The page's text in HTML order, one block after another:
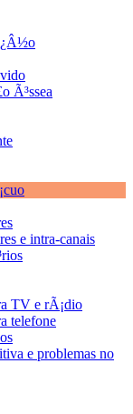
Ã³ssea
e intra-canais
TV e rÃ¡dio
telefone
e problemas no